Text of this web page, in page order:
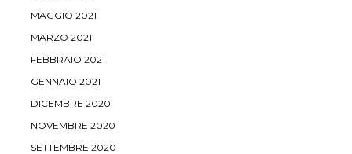
MAGGIO 2021
MARZO 2021
FEBBRAIO 2021
GENNAIO 2021
DICEMBRE 2020
NOVEMBRE 2020
SETTEMBRE 2020